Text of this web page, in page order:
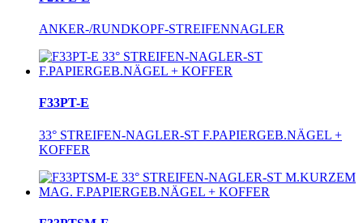
ANKER-/RUNDKOPF-STREIFENNAGLER
F33PT-E
33° STREIFEN-NAGLER-ST F.PAPIERGEB.NÄGEL +
KOFFER